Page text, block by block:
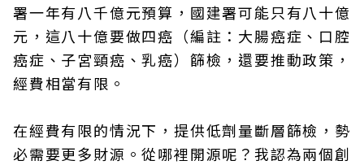
署一年有八千億元預算，國建署可能只有八十億
元，這八十億要做四癌（編註：大腸癌症、口腔
癌症、子宮頸癌、乳癌）篩檢，還要推動政策，
經費相當有限。
在經費有限的情況下，提供低劑量斷層篩檢，勢
必需要更多財源。從哪裡開源呢？我認為兩個創